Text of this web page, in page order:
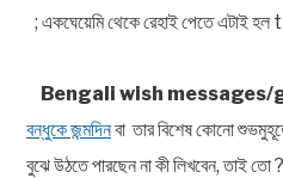
; একঘেয়েমি থেকে রেহাই পেতে
Bengali wish
বন্ধুকে জন্মদিনবা তার বিশেষ কোনো
বুঝে উঠতে পারছেন না কী লিখবেন, তাই তো